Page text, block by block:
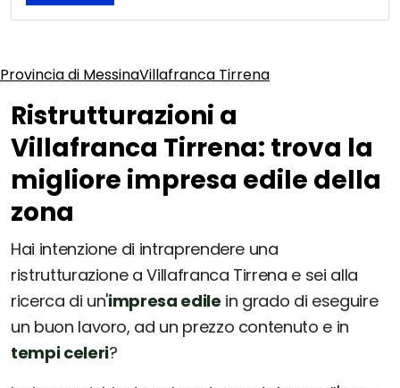
Provincia di MessinaVillafranca Tirrena
Ristrutturazioni a
Villafranca Tirrena: trova la
migliore impresa edile della
zona
Hai intenzione di intraprendere una
ristrutturazione a Villafranca Tirrena e sei alla
ricerca di un'impresa edile in grado di eseguire
un buon lavoro, ad un prezzo contenuto e in
tempi celeri?